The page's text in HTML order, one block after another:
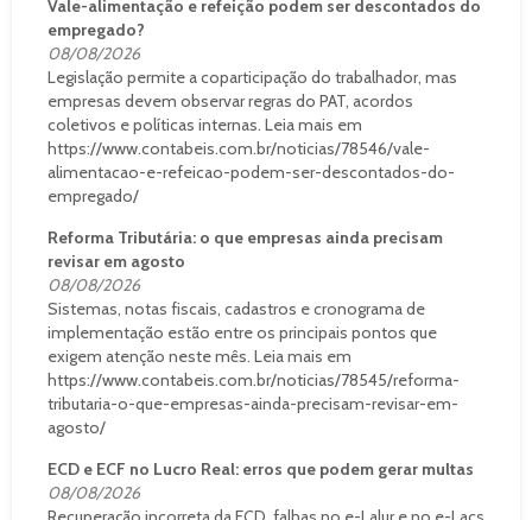
Vale-alimentação e refeição podem ser descontados do
empregado?
08/08/2026
Legislação permite a coparticipação do trabalhador, mas
empresas devem observar regras do PAT, acordos
coletivos e políticas internas. Leia mais em
https://www.contabeis.com.br/noticias/78546/vale-
alimentacao-e-refeicao-podem-ser-descontados-do-
empregado/
Reforma Tributária: o que empresas ainda precisam
revisar em agosto
08/08/2026
Sistemas, notas fiscais, cadastros e cronograma de
implementação estão entre os principais pontos que
exigem atenção neste mês. Leia mais em
https://www.contabeis.com.br/noticias/78545/reforma-
tributaria-o-que-empresas-ainda-precisam-revisar-em-
agosto/
ECD e ECF no Lucro Real: erros que podem gerar multas
08/08/2026